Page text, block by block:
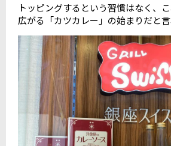
トッピングするという習慣はなく、
広がる「カツカレー」の始まりだと言